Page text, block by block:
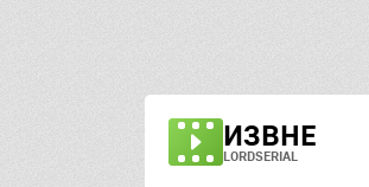
ИЗВНЕ
LORDSERIAL